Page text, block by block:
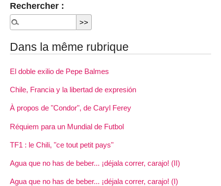
Rechercher :
Dans la même rubrique
El doble exilio de Pepe Balmes
Chile, Francia y la libertad de expresión
À propos de "Condor", de Caryl Ferey
Réquiem para un Mundial de Futbol
TF1 : le Chili, "ce tout petit pays"
Agua que no has de beber... ¡déjala correr, carajo! (II)
Agua que no has de beber... ¡déjala correr, carajo! (I)